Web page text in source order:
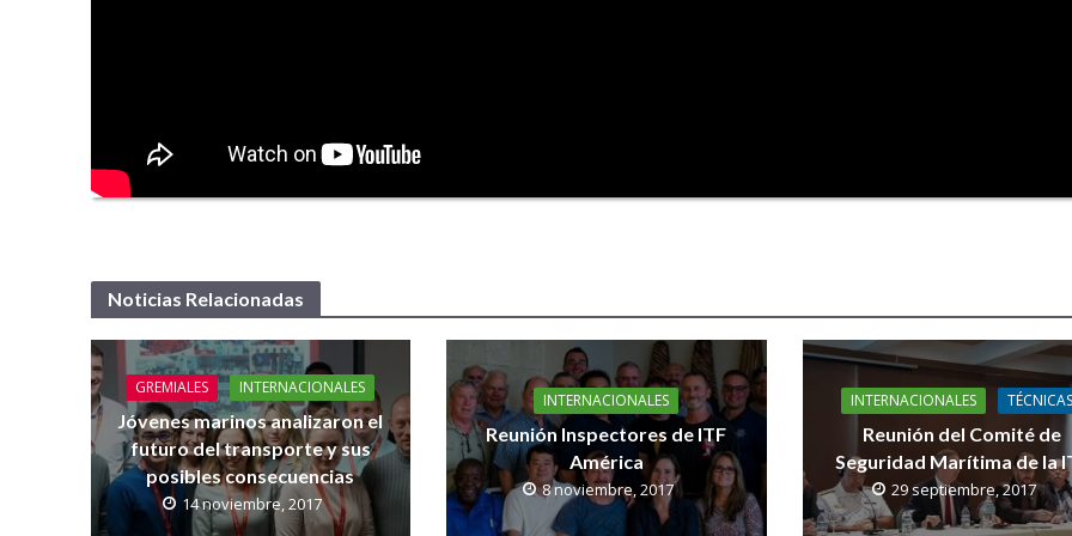
Noticias Relacionadas
GREMIALES INTERNACIONALES
Jóvenes marinos analizaron el
futuro del transporte y sus
posibles consecuencias
14 noviembre, 2017
INTERNACIONALES
Reunión Inspectores de ITF
América
8 noviembre, 2017
INTERNACIONALES
Reunión del Comité de
Seguridad Marítima de la
29 septiembre, 2017